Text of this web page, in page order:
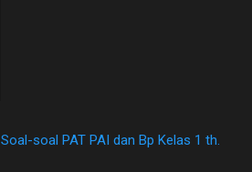
Soal-soal PAT PAI dan Bp Kelas 1 th.